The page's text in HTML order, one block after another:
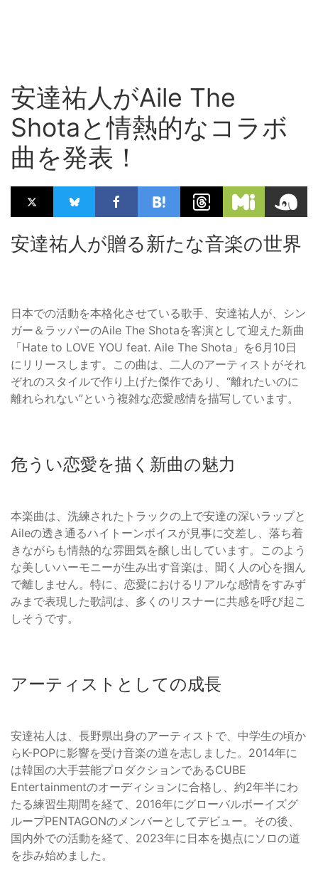
安達祐人がAile The
Shotaと情熱的なコラボ
曲を発表！
安達祐人が贈る新たな音楽の世界
日本での活動を本格化させている歌手、安達祐人が、シン
ガー＆ラッパーのAile The Shotaを客演として迎えた新曲
「Hate to LOVE YOU feat. Aile The Shota」を6月10日
にリリースします。この曲は、二人のアーティストがそれ
ぞれのスタイルで作り上げた傑作であり、“離れたいのに
離れられない”という複雑な恋愛感情を描写しています。
危うい恋愛を描く新曲の魅力
本楽曲は、洗練されたトラックの上で安達の深いラップと
Aileの透き通るハイトーンボイスが見事に交差し、落ち着
きながらも情熱的な雰囲気を醸し出しています。このよう
な美しいハーモニーが生み出す音楽は、聞く人の心を掴ん
で離しません。特に、恋愛におけるリアルな感情をすみず
みまで表現した歌詞は、多くのリスナーに共感を呼び起こ
しそうです。
アーティストとしての成長
安達祐人は、長野県出身のアーティストで、中学生の頃か
らK-POPに影響を受け音楽の道を志しました。2014年に
は韓国の大手芸能プロダクションであるCUBE
Entertainmentのオーディションに合格し、約2年半にわ
たる練習生期間を経て、2016年にグローバルボーイズグ
ループPENTAGONのメンバーとしてデビュー。その後、
国内外での活動を経て、2023年に日本を拠点にソロの道
を歩み始めました。